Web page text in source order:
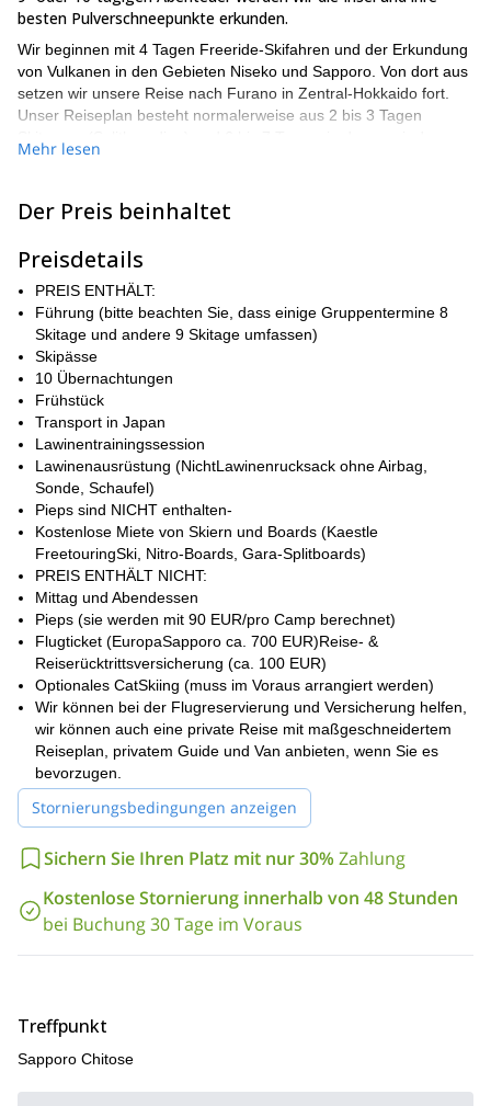
besten Pulverschneepunkte erkunden.
Wir beginnen mit 4 Tagen Freeride-Skifahren und der Erkundung
von Vulkanen in den Gebieten Niseko und Sapporo. Von dort aus
setzen wir unsere Reise nach Furano in Zentral-Hokkaido fort.
Unser Reiseplan besteht normalerweise aus 2 bis 3 Tagen
Backcountry mit Liften erreichen und dann Freeriden.
des Daisetsuzan-Nationalparks und des Mount Asahidake sowie
Schluchten in Furano und mehr! Das Probieren einer Vielzahl
Onsen (heißen Quellen) runden ein bereits großartiges
Abenteuer ab. Außerdem bieten wir kostenlosen Zugang zu
Skiern, Snowboards und Lawinenausrüstung!
Wenn Sie mehr erfahren möchten, können Sie den
Beispielreiseplan unten überprüfen. Sie sollten sich bewusst sein,
dass dies eine flexible Reise ist, die an die Wetter- und
Schneebedingungen angepasst wird. Wir werden einen Van
nutzen, um uns in Hokkaido fortzubewegen. Sie können sich
einer bestehenden Gruppe anschließen oder mit mindestens 6
Ihrer Freunde für eine private Führung kommen.
Um an dieser Tour teilzunehmen, benötigen Sie Erfahrung im
Skitouren und Freeriden. Sowohl Skifahrer als auch Snowboarder
sind willkommen, und wir werden Sie basierend auf Ihrem
Können einer Gruppe zuordnen. Zusätzlich sollten Sie körperlich
fit sein, obwohl Sie, wenn Sie möchten, zusätzliche Tage frei
nehmen können, da die Aktivitäten nicht obligatorisch sind. Die
Gruppengröße beträgt maximal 6 Personen. Beachten Sie, dass
wir auch einen mehr oder weniger fortgeschrittenen
maßgeschneiderten Reiseplan für private Gruppen erstellen
können.
In Bezug auf die Vertikale werden wir durchschnittlich 6.000
Höhenmeter pro Tag skifahren, mit einem Höhenunterschied von
500 bis 900 Metern. Der härteste Backcountry-Tag wird der
Ausflug zum Mount Yotei sein, der 4 bis 6 Stunden dauern wird
(1500 m vertikal). Die anderen Touren dauern etwa 4 Stunden
(1000 bis 1200 Meter). Wir werden das Tempo und die
Gesamthöhe je nach den Bedürfnissen der Gruppe festlegen.
Bitte kontaktieren Sie uns, wenn Sie an einer erstaunlichen
Niseko und Sapporo
Mehr lesen
Der Preis beinhaltet
Preisdetails
PREIS ENTHÄLT:
Führung (bitte beachten Sie, dass einige Gruppentermine 8
Skitage und andere 9 Skitage umfassen)
Skipässe
10 Übernachtungen
Frühstück
Transport in Japan
Lawinentrainingssession
Lawinenausrüstung (NichtLawinenrucksack ohne Airbag,
Sonde, Schaufel)
Pieps sind NICHT enthalten-
Kostenlose Miete von Skiern und Boards (Kaestle
FreetouringSki, Nitro-Boards, Gara-Splitboards)
PREIS ENTHÄLT NICHT:
Mittag und Abendessen
Pieps (sie werden mit 90 EUR/pro Camp berechnet)
Flugticket (EuropaSapporo ca. 700 EUR)Reise- &
Reiserücktrittsversicherung (ca. 100 EUR)
Optionales CatSkiing (muss im Voraus arrangiert werden)
Wir können bei der Flugreservierung und Versicherung helfen,
wir können auch eine private Reise mit maßgeschneidertem
Reiseplan, privatem Guide und Van anbieten, wenn Sie es
bevorzugen.
Stornierungsbedingungen anzeigen
Sichern Sie Ihren Platz mit nur 30%Zahlung
Kostenlose Stornierung innerhalb von 48 Stunden
bei Buchung 30 Tage im Voraus
Treffpunkt
Sapporo Chitose